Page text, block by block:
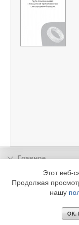
Главное
Подписка
Информация
© 2002 - 2026 OOO
Этот веб-
Продолжая
нашу
ОК.